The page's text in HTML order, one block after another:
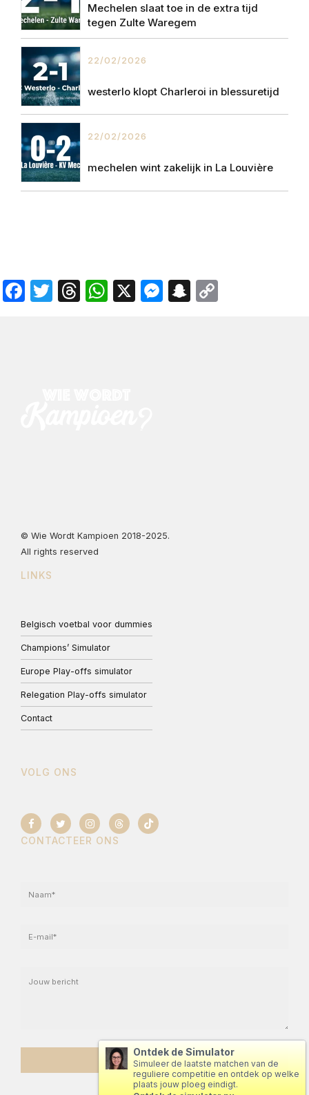
Mechelen slaat toe in de extra tijd
tegen Zulte Waregem
22/02/2026
westerlo klopt Charleroi in blessuretijd
22/02/2026
mechelen wint zakelijk in La Louvière
Facebook
Twitter
Threads
WhatsApp
X Messenger
Snapchat
© Wie Wordt Kampioen 2018-2025.
All rights reserved
LINKS
Belgisch voetbal voor dummies
Champions’ Simulator
Europe Play-offs simulator
Relegation Play-offs simulator
Contact
VOLG ONS
CONTACTEER ONS
Ontdek de Simulator
Simuleer de laatste matchen van de
reguliere competitie en ontdek op welke
plaats jouw ploeg eindigt.